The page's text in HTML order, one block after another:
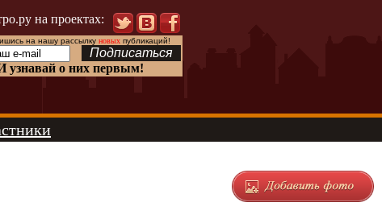
на проектах:
на нашу рассылку новыхпубликаций!
узнавай о них первым!